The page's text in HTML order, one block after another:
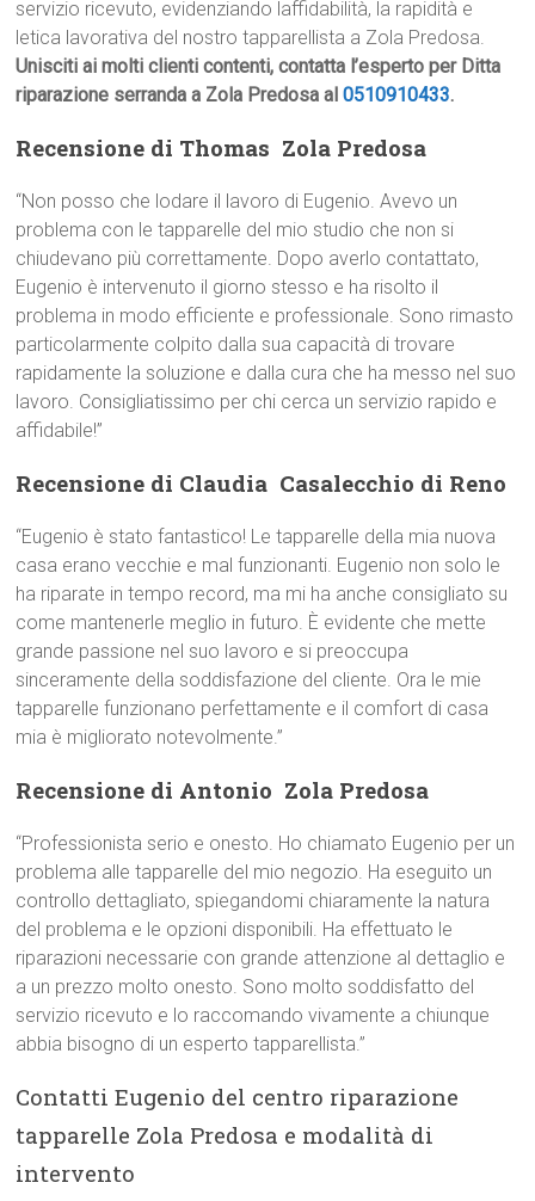
servizio ricevuto, evidenziando laffidabilità, la rapidità e
letica lavorativa del nostro tapparellista a Zola Predosa.
Unisciti ai molti clienti contenti, contatta l’esperto per Ditta
riparazione serranda a Zola Predosa al0510910433.
Recensione di Thomas  Zola Predosa
“Non posso che lodare il lavoro di Eugenio. Avevo un
problema con le tapparelle del mio studio che non si
chiudevano più correttamente. Dopo averlo contattato,
Eugenio è intervenuto il giorno stesso e ha risolto il
problema in modo efficiente e professionale. Sono rimasto
particolarmente colpito dalla sua capacità di trovare
rapidamente la soluzione e dalla cura che ha messo nel suo
lavoro. Consigliatissimo per chi cerca un servizio rapido e
affidabile!”
Recensione di Claudia  Casalecchio di Reno
“Eugenio è stato fantastico! Le tapparelle della mia nuova
casa erano vecchie e mal funzionanti. Eugenio non solo le
ha riparate in tempo record, ma mi ha anche consigliato su
come mantenerle meglio in futuro. È evidente che mette
grande passione nel suo lavoro e si preoccupa
sinceramente della soddisfazione del cliente. Ora le mie
tapparelle funzionano perfettamente e il comfort di casa
mia è migliorato notevolmente.”
Recensione di Antonio  Zola Predosa
“Professionista serio e onesto. Ho chiamato Eugenio per un
problema alle tapparelle del mio negozio. Ha eseguito un
controllo dettagliato, spiegandomi chiaramente la natura
del problema e le opzioni disponibili. Ha effettuato le
riparazioni necessarie con grande attenzione al dettaglio e
a un prezzo molto onesto. Sono molto soddisfatto del
servizio ricevuto e lo raccomando vivamente a chiunque
abbia bisogno di un esperto tapparellista.”
Contatti Eugenio del centro riparazione
tapparelle Zola Predosa e modalità di
intervento